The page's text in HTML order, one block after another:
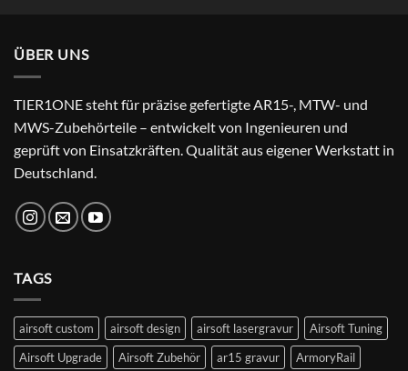
ÜBER UNS
TIER1ONE steht für präzise gefertigte AR15-, MTW- und
MWS-Zubehörteile – entwickelt von Ingenieuren und
geprüft von Einsatzkräften. Qualität aus eigener Werkstatt in
Deutschland.
TAGS
airsoft custom airsoft design airsoft lasergravur
Airsoft Tuning
Airsoft Upgrade
Airsoft Zubehör ar15 gravur
ArmoryRail